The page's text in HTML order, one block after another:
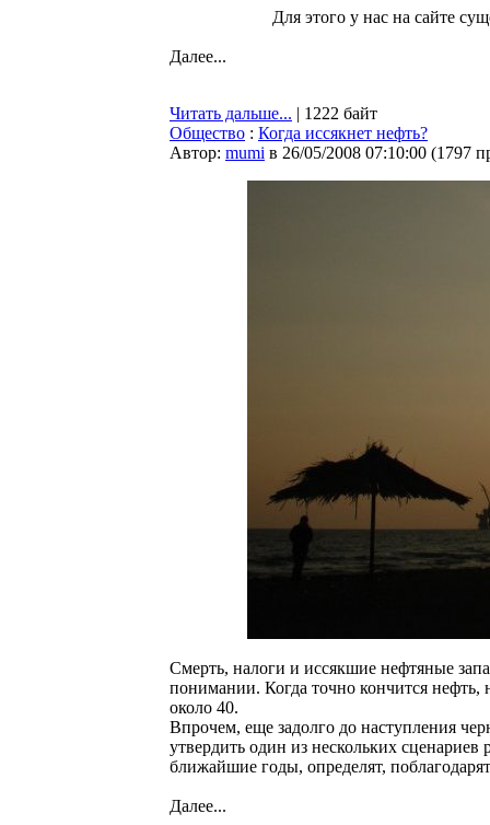
Для этого у нас на сайте
Далее...
Читать дальше... | 1222 байт
Общество : Когда иссякнет нефть?
Автор: mumi в 26/05/2008 07:10:00 (1797
Смерть, налоги и иссякшие нефтяные
понимании. Когда точно кончится нефть,
около 40.
Впрочем, еще задолго до наступления
утвердить один из нескольких
ближайшие годы, определят,
Далее...